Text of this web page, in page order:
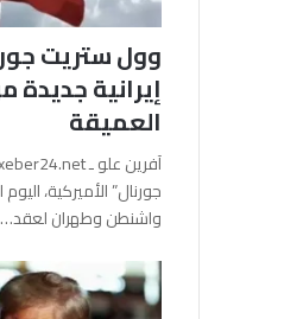
وول ستريت
إيرانية جديدة
العميقة
جورنال” الأميركية،
واشنطن وطهران لعقد…